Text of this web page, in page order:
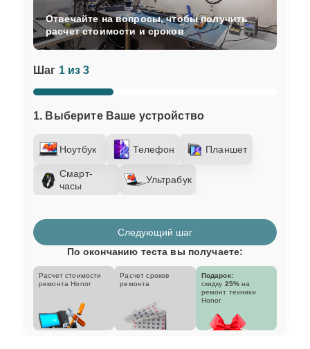
Шаг 1 из 3
1. Выберите Ваше устройство
Ноутбук Телефон Планшет
Смарт-
часы
Ультрабук
Отвечайте на вопросы, чтобы получить
расчет стоимости и сроков
Следующий шаг
По окончанию теста вы получаете:
Расчет стоимости
ремонта Honor
Расчет сроков
ремонта
Подарок:
скидку 25% на
ремонт техники
Honor